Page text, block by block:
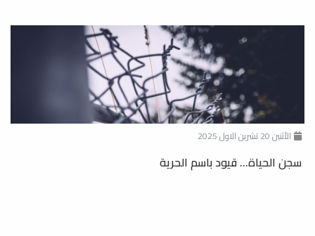
الأثنين 20 تشرين الاول 2025
سجن الحياة... قيود باسم الحرية